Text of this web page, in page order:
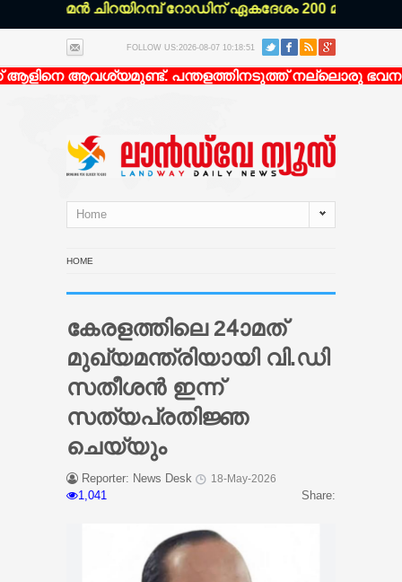
ചിറയിറമ്പ് റോഡിന് ഏകദേശം 200 മീറ്റർ
FOLLOW US:2026-08-07 10:18:51
ആവശ്യമുണ്ട്. പന്തളത്തിനടുത്ത് നല്ലൊരു
Home
HOME
കേരളത്തിലെ 24ാമത്
മുഖ്യമന്ത്രിയായി വി.ഡി
സതീശന്‍ ഇന്ന്
സത്യപ്രതിജ്ഞ
ചെയ്യും
Reporter: News Desk 18-May-2026
1,041 Share: